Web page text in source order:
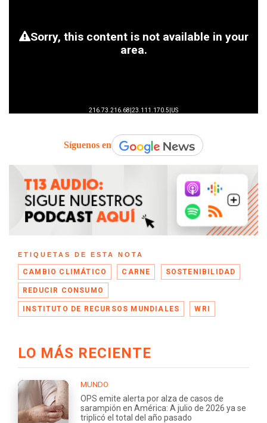
Síguenos en
ETIQUETAS DE ESTA NOTA
CAMBIO CLIMÁTICO CARNE SOSTENIBILIDAD
REDUCIR CONSUMO
INSTITUTO DE RECURSOS MUNDIALES WRI
LO MÁS RECIENTE
MUNDO
OPS emite alerta por alza de casos de
sarampión en América: A julio de 2026 ya se
triplicó el total del año pasado